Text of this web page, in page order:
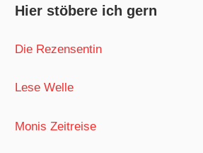
Hier stöbere ich gern
Die Rezensentin
Lese Welle
Monis Zeitreise